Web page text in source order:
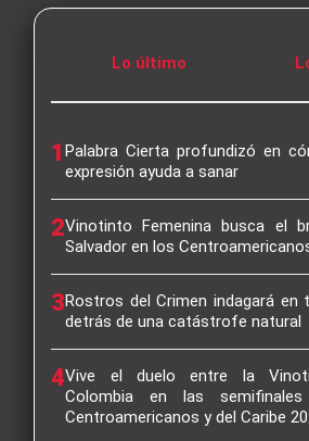
Lo último
1Palabra Cierta profundizó en
expresión ayuda a sanar
2Vinotinto Femenina busca el
Salvador en los
3Rostros del Crimen indagará en
detrás de una catástrofe natural
4Vive el duelo entre la
Colombia en las
Centroamericanos y del Caribe